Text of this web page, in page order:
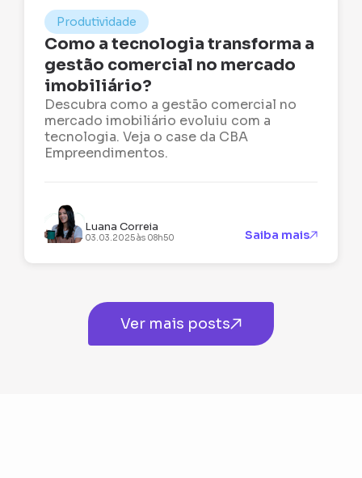
Produtividade
Como a tecnologia transforma a
gestão comercial no mercado
imobiliário?
Descubra como a gestão comercial no
mercado imobiliário evoluiu com a
tecnologia. Veja o case da CBA
Empreendimentos.
Luana Correia
03.03.2025 às 08h50 Saiba mais
Ver mais posts